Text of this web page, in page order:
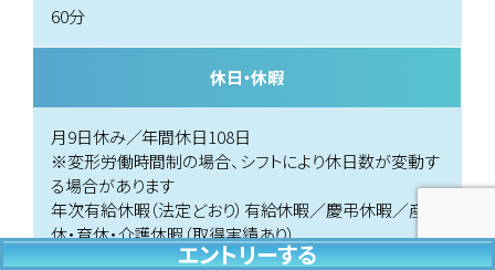
エントリーする
エントリーする
60分
休日・休暇
月9日休み／年間休日108日
※変形労働時間制の場合、シフトにより休日数が変動す
る場合があります
年次有給休暇（法定どおり）有給休暇／慶弔休暇／産
休・育休・介護休暇（取得実績あり）
エントリーする
エントリーする
エントリーする
エントリーする
エントリーする
エントリーする
エントリーする
エントリーする